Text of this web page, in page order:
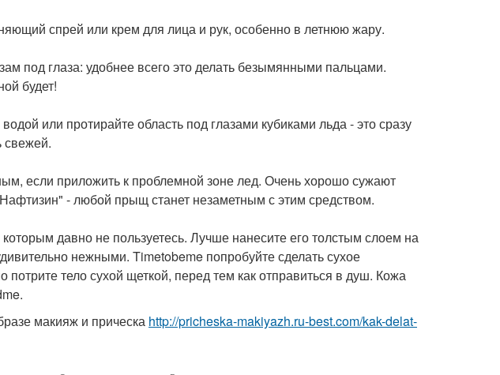
спрей или крем для лица и рук, особенно в летнюю жару.
под глаза: удобнее всего это делать безымянными пальцами.
будет!
или протирайте область под глазами кубиками льда - это сразу
свежей.
если приложить к проблемной зоне лед. Очень хорошо сужают
- любой прыщ станет незаметным с этим средством.
давно не пользуетесь. Лучше нанесите его толстым слоем на
нежными. Timetobeme попробуйте сделать сухое
тело сухой щеткой, перед тем как отправиться в душ. Кожа
макияж и прическа http://pricheska-makiyazh.ru-best.com/kak-delat-